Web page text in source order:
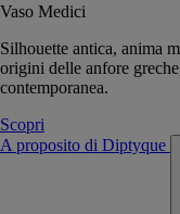
Vaso Medici
Silhouette antica, anima
origini delle anfore
contemporanea.
Scopri
A proposito di Diptyque